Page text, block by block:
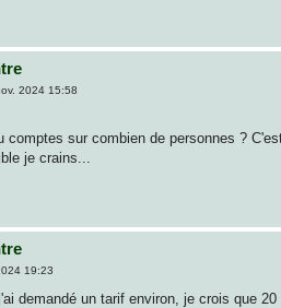
2024 15:58
comptes sur combien de personnes ?
je crains...
19:23
demandé un tarif environ, je crois que